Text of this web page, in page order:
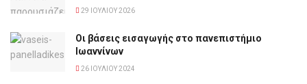
29 ΙΟΥΛΊΟΥ 2026
Οι βάσεις εισαγωγής στο πανεπιστήμιο
Ιωαννίνων
26 ΙΟΥΛΊΟΥ 2024